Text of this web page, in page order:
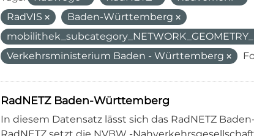
RadVIS
Baden-Württemberg
Verkehrsministerium Baden - Württemberg
RadNETZ Baden-Württemberg
In diesem Datensatz lässt sich das RadNETZ